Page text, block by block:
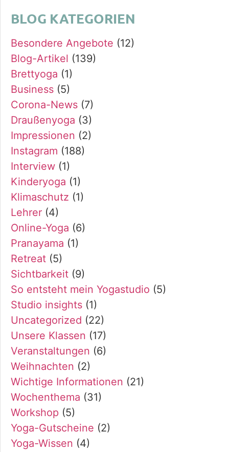
BLOG KATEGORIEN
Besondere Angebote (12)
Blog-Artikel (139)
Brettyoga (1)
Business (5)
Corona-News (7)
Draußenyoga (3)
Impressionen (2)
Instagram (188)
Interview (1)
Kinderyoga (1)
Klimaschutz (1)
Lehrer (4)
Online-Yoga (6)
Pranayama (1)
Retreat (5)
Sichtbarkeit (9)
So entsteht mein Yogastudio (5)
Studio insights (1)
Uncategorized (22)
Unsere Klassen (17)
Veranstaltungen (6)
Weihnachten (2)
Wichtige Informationen (21)
Wochenthema (31)
Workshop (5)
Yoga-Gutscheine (2)
Yoga-Wissen (4)